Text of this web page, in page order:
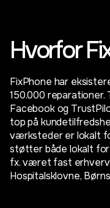
Hvorfor
FixPhone har
150.000 reparationer.
Facebook og
top på
værksteder er lokalt
støtter både lokalt
fx. været fast
Hospitalsklovne,